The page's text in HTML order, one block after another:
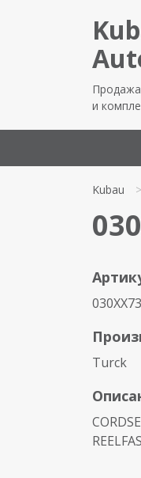
и
Kubau >
Turck